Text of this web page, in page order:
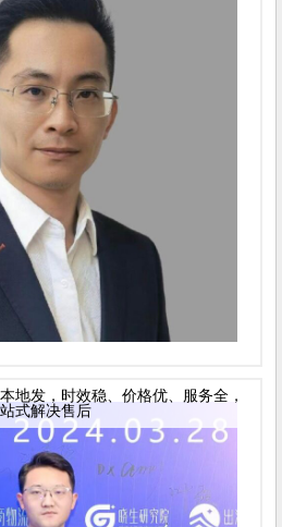
地发，时效稳、价格优、服务全，
式解决售后